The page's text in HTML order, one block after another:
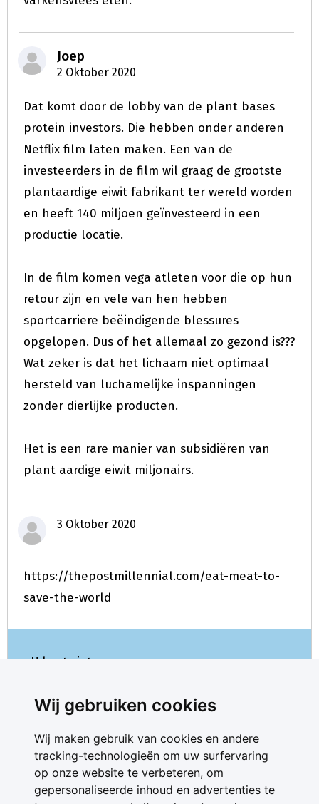
Wij gebruiken cookies
Wij maken gebruik van cookies en andere
tracking-technologieën om uw surfervaring
op onze website te verbeteren, om
gepersonaliseerde inhoud en advertenties te
Joep
2 Oktober 2020
Dat komt door de lobby van de plant bases
protein investors. Die hebben onder anderen
Netflix film laten maken. Een van de
investeerders in de film wil graag de grootste
plantaardige eiwit fabrikant ter wereld worden
en heeft 140 miljoen geïnvesteerd in een
productie locatie.
In de film komen vega atleten voor die op hun
retour zijn en vele van hen hebben
sportcarriere beëindigende blessures
opgelopen. Dus of het allemaal zo gezond is???
Wat zeker is dat het lichaam niet optimaal
hersteld van luchamelijke inspanningen
zonder dierlijke producten.
Het is een rare manier van subsidiëren van
plant aardige eiwit miljonairs.
3 Oktober 2020
https://thepostmillennial.com/eat-meat-to-
save-the-world
U kunt niet meer reageren.
Contact